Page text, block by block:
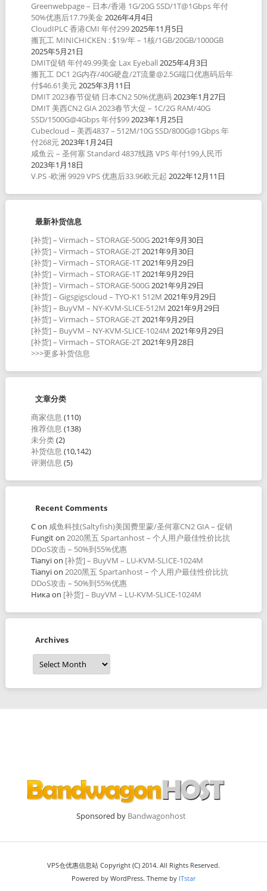
Greenwebpage – 日本/香港 1G/20G SSD/1T@1Gbps 年付
50%优惠后17.79美金 2026年4月4日
CloudIPLC 香港CMI 年付2992025年11月5日
搬瓦工 MINICHICKEN : $19/年 – 1核/1GB/20GB/1000GB
2025年5月21日
DMIT促销 年付49.99美金 Lax Eyeball 2025年4月3日
搬瓦工 DC1 2G内存/40G硬盘/2T流量@2.5G端口优惠码后年
付$46.61美元2025年3月11日
DMIT 2023春节促销 日本CN2 50%优惠码2023年1月27日
DMIT 美西CN2 GIA 2023春节大促 – 1C/2G RAM/40G
SSD/1500G@4Gbps 年付$992023年1月25日
Cubecloud – 美西4837 – 512M/10G SSD/800G@1Gbps 年
付268元2023年1月24日
咸鱼云 – 圣何塞 Standard 4837线路 VPS 年付199人民币
2023年1月18日
V.PS -欧洲 9929 VPS 优惠后33.96欧元起 2022年12月11日
最新补货信息
[补货] – Virmach – STORAGE-500G2021年9月30日
[补货] – Virmach – STORAGE-2T2021年9月30日
[补货] – Virmach – STORAGE-1T2021年9月29日
[补货] – Virmach – STORAGE-1T2021年9月29日
[补货] – Virmach – STORAGE-500G2021年9月29日
[补货] – Gigsgigscloud – TYO-K1 512M 2021年9月29日
[补货] – BuyVM – NY-KVM-SLICE-512M 2021年9月29日
[补货] – Virmach – STORAGE-2T2021年9月29日
[补货] – BuyVM – NY-KVM-SLICE-1024M 2021年9月29日
[补货] – Virmach – STORAGE-2T2021年9月28日
>>>更多补货信息
文章分类
商家信息 (110)
推荐信息 (138)
未分类(2)
补货信息 (10,142)
评测信息 (5)
Recent Comments
Con 咸鱼科技(Saltyfish)美国费里蒙/圣何塞CN2 GIA – 促销
Fungiton 2020黑五 Spartanhost – 个人用户最佳性价比抗
DDoS攻击 – 50%到55%优惠
Tianyion [补货] – BuyVM – LU-KVM-SLICE-1024M
Tianyion 2020黑五 Spartanhost – 个人用户最佳性价比抗
DDoS攻击 – 50%到55%优惠
Никаon [补货] – BuyVM – LU-KVM-SLICE-1024M
Archives
Archives
Sponsored by Bandwagonhost
VPS仓优惠信息站 Copyright (C) 2014. All Rights Reserved.
Powered by WordPress. Theme by ITstar